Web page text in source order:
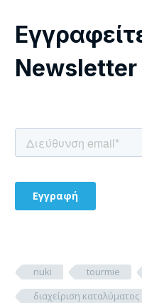
nuki tourmie
διαχείριση καταλύματος